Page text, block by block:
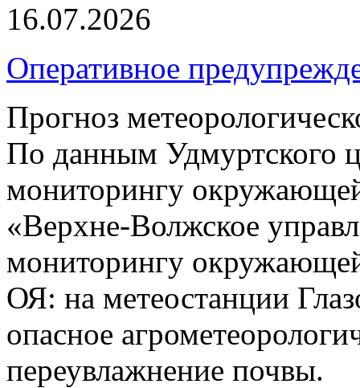
16.07.2026
Оперативное
Прогноз
По данным Удмуртского
мониторингу
«Верхне-Волжское
мониторингу
ОЯ: на метеостанции
опасное
переувлажнение почвы.